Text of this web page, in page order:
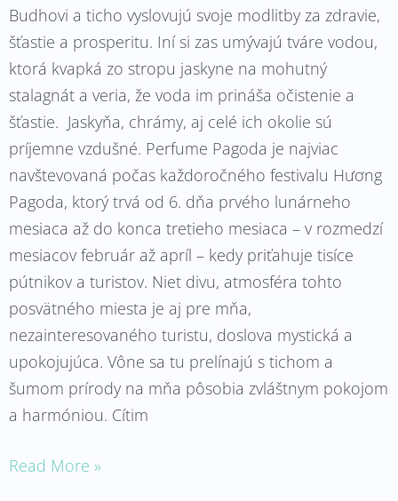
Budhovi a ticho vyslovujú svoje modlitby za zdravie,
šťastie a prosperitu. Iní si zas umývajú tváre vodou,
ktorá kvapká zo stropu jaskyne na mohutný
stalagnát a veria, že voda im prináša očistenie a
šťastie. Jaskyňa, chrámy, aj celé ich okolie sú
príjemne vzdušné. Perfume Pagoda je najviac
navštevovaná počas každoročného festivalu Hương
Pagoda, ktorý trvá od 6. dňa prvého lunárneho
mesiaca až do konca tretieho mesiaca – v rozmedzí
mesiacov február až apríl – kedy priťahuje tisíce
pútnikov a turistov. Niet divu, atmosféra tohto
posvätného miesta je aj pre mňa,
nezainteresovaného turistu, doslova mystická a
upokojujúca. Vône sa tu prelínajú s tichom a
šumom prírody na mňa pôsobia zvláštnym pokojom
a harmóniou. Cítim
Read More »